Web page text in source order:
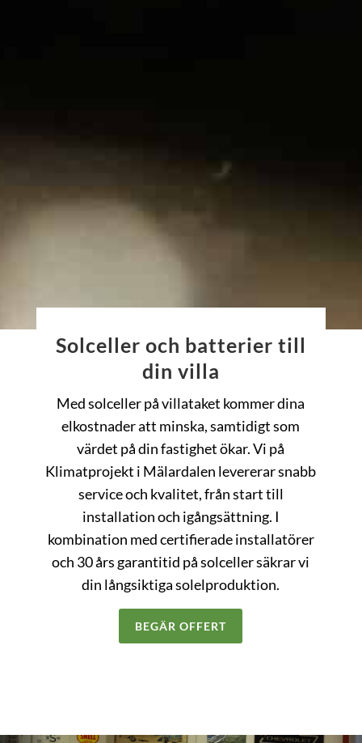
Solceller och batterier till
din villa
Med solceller på villataket kommer dina
elkostnader att minska, samtidigt som
värdet på din fastighet ökar. Vi på
Klimatprojekt i Mälardalen levererar snabb
service och kvalitet, från start till
installation och igångsättning. I
kombination med certifierade installatörer
och 30 års garantitid på solceller säkrar vi
din långsiktiga solelproduktion.
BEGÄR OFFERT